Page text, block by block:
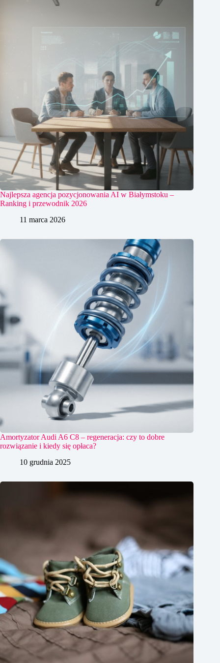
Najlepsza agencja pozycjonowania AI w Białymstoku –
Ranking i przewodnik 2026
11 marca 2026
Amortyzator Audi A6 C8 – regeneracja: czy to dobre
rozwiązanie i kiedy się opłaca?
10 grudnia 2025